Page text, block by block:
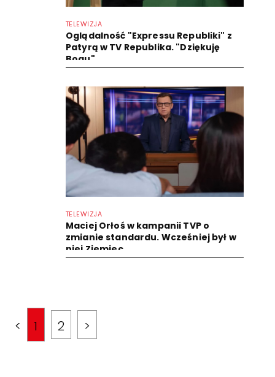
TELEWIZJA
Oglądalność "Expressu Republiki" z
Patyrą w TV Republika. "Dziękuję
Bogu"
TELEWIZJA
Maciej Orłoś w kampanii TVP o
zmianie standardu. Wcześniej był w
niej Ziemiec
< 1 2 >